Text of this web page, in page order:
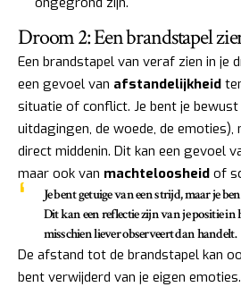
Droom 2: Een brandstapel
Een brandstapel van veraf zien in je
een gevoel van afstandelijkheid
situatie of conflict. Je bent je bewust
uitdagingen, de woede, de
direct middenin. Dit kan een gevoel
maar ook van machteloosheid of
Je bent getuige van een strijd, maar je
Dit kan een reflectie zijn van je positie in
misschien liever observeert dan handelt.
De afstand tot de brandstapel kan
bent verwijderd van je eigen